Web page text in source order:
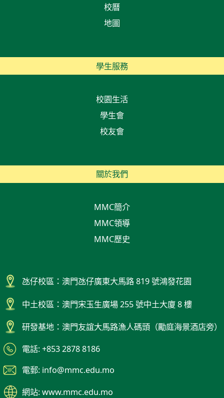
校曆
地圖
學生服務
校園生活
學生會
校友會
關於我們
MMC簡介
MMC領導
MMC歷史
氹仔校區：澳門氹仔廣東大馬路 819 號鴻發花園
中土校區：澳門宋玉生廣場 255 號中土大廈 8 樓
研發基地：澳門友誼大馬路漁人碼頭（勵庭海景酒店旁）
電話: +853 2878 8186
電郵: info@mmc.edu.mo
網站: www.mmc.edu.mo